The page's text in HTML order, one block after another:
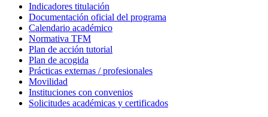
Indicadores titulación
Documentación oficial del programa
Calendario académico
Normativa TFM
Plan de acción tutorial
Plan de acogida
Prácticas externas / profesionales
Movilidad
Instituciones con convenios
Solicitudes académicas y certificados